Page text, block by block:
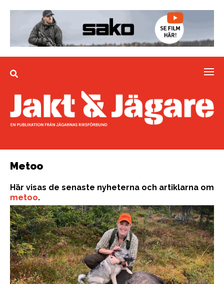
Metoo
Här visas de senaste nyheterna och artiklarna om
metoo.